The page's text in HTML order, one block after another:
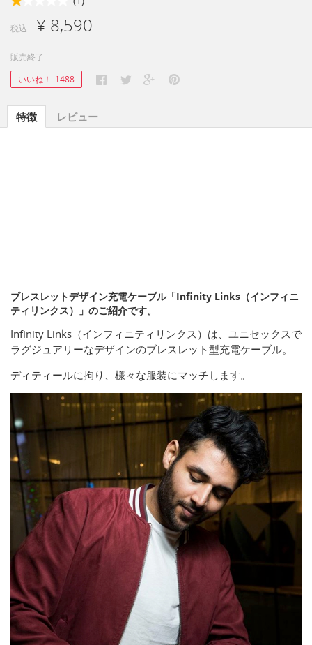
税込 ¥ 8,590
販売終了
いいね！
1488
特徴 レビュー
ブレスレットデザイン充電ケーブル「Infinity Links（インフィニ
ティリンクス）」のご紹介です。
Infinity Links（インフィニティリンクス）は、ユニセックスで
ラグジュアリーなデザインのブレスレット型充電ケーブル。
ディティールに拘り、様々な服装にマッチします。